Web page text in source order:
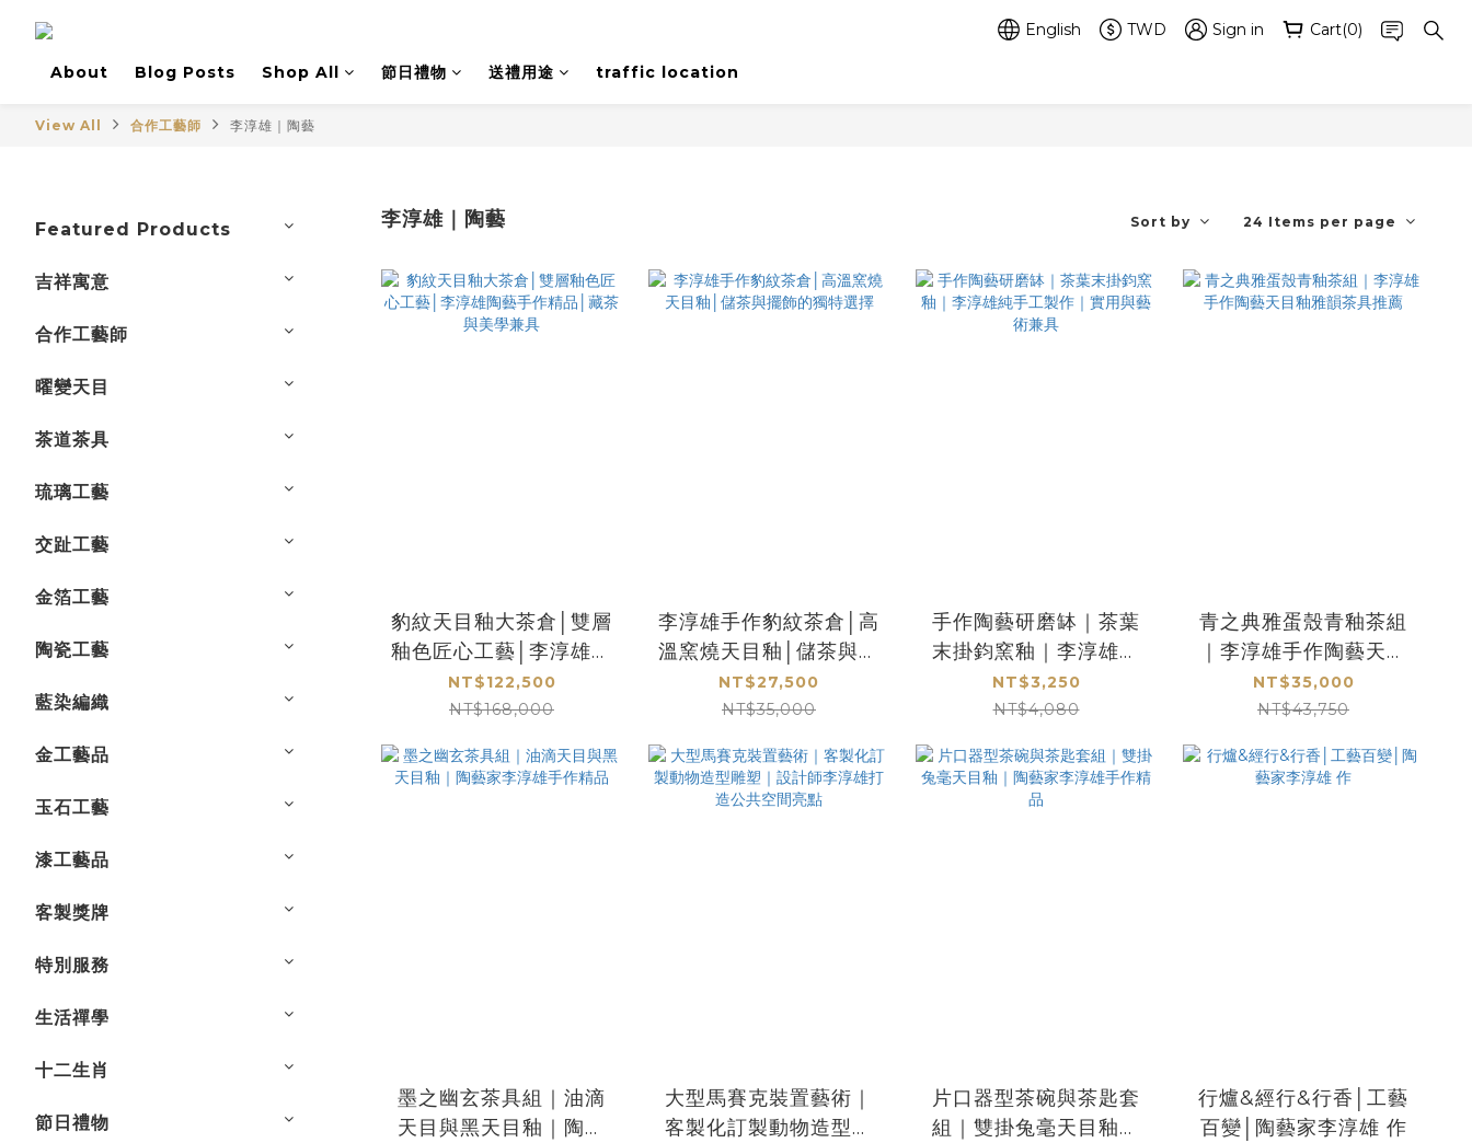
English TWD Sign in Cart(0)
About Blog Posts Shop All 節日禮物 送禮用途 traffic location
View All 合作工藝師 李淳雄｜陶藝
Featured Products
吉祥寓意
合作工藝師
曜變天目
茶道茶具
琉璃工藝
交趾工藝
金箔工藝
陶瓷工藝
藍染編織
金工藝品
玉石工藝
漆工藝品
客製獎牌
特別服務
生活禪學
十二生肖
節日禮物
李淳雄｜陶藝 Sort by 24 Items per page
豹紋天目釉大茶倉│雙層
釉色匠心工藝│李淳雄陶
藝手作精品│藏茶與美學
兼具
NT$122,500
NT$168,000
李淳雄手作豹紋茶倉│高
溫窯燒天目釉│儲茶與擺
飾的獨特選擇
NT$27,500
NT$35,000
手作陶藝研磨缽｜茶葉
末掛鈞窯釉｜李淳雄純
手工製作｜實用與藝術
兼具
NT$3,250
NT$4,080
青之典雅蛋殼青釉茶組
｜李淳雄手作陶藝天目
釉雅韻茶具推薦
NT$35,000
NT$43,750
墨之幽玄茶具組｜油滴
天目與黑天目釉｜陶藝
大型馬賽克裝置藝術｜
客製化訂製動物造型雕
片口器型茶碗與茶匙套
組｜雙掛兔毫天目釉｜
行爐&經行&行香│工藝
百變│陶藝家李淳雄 作